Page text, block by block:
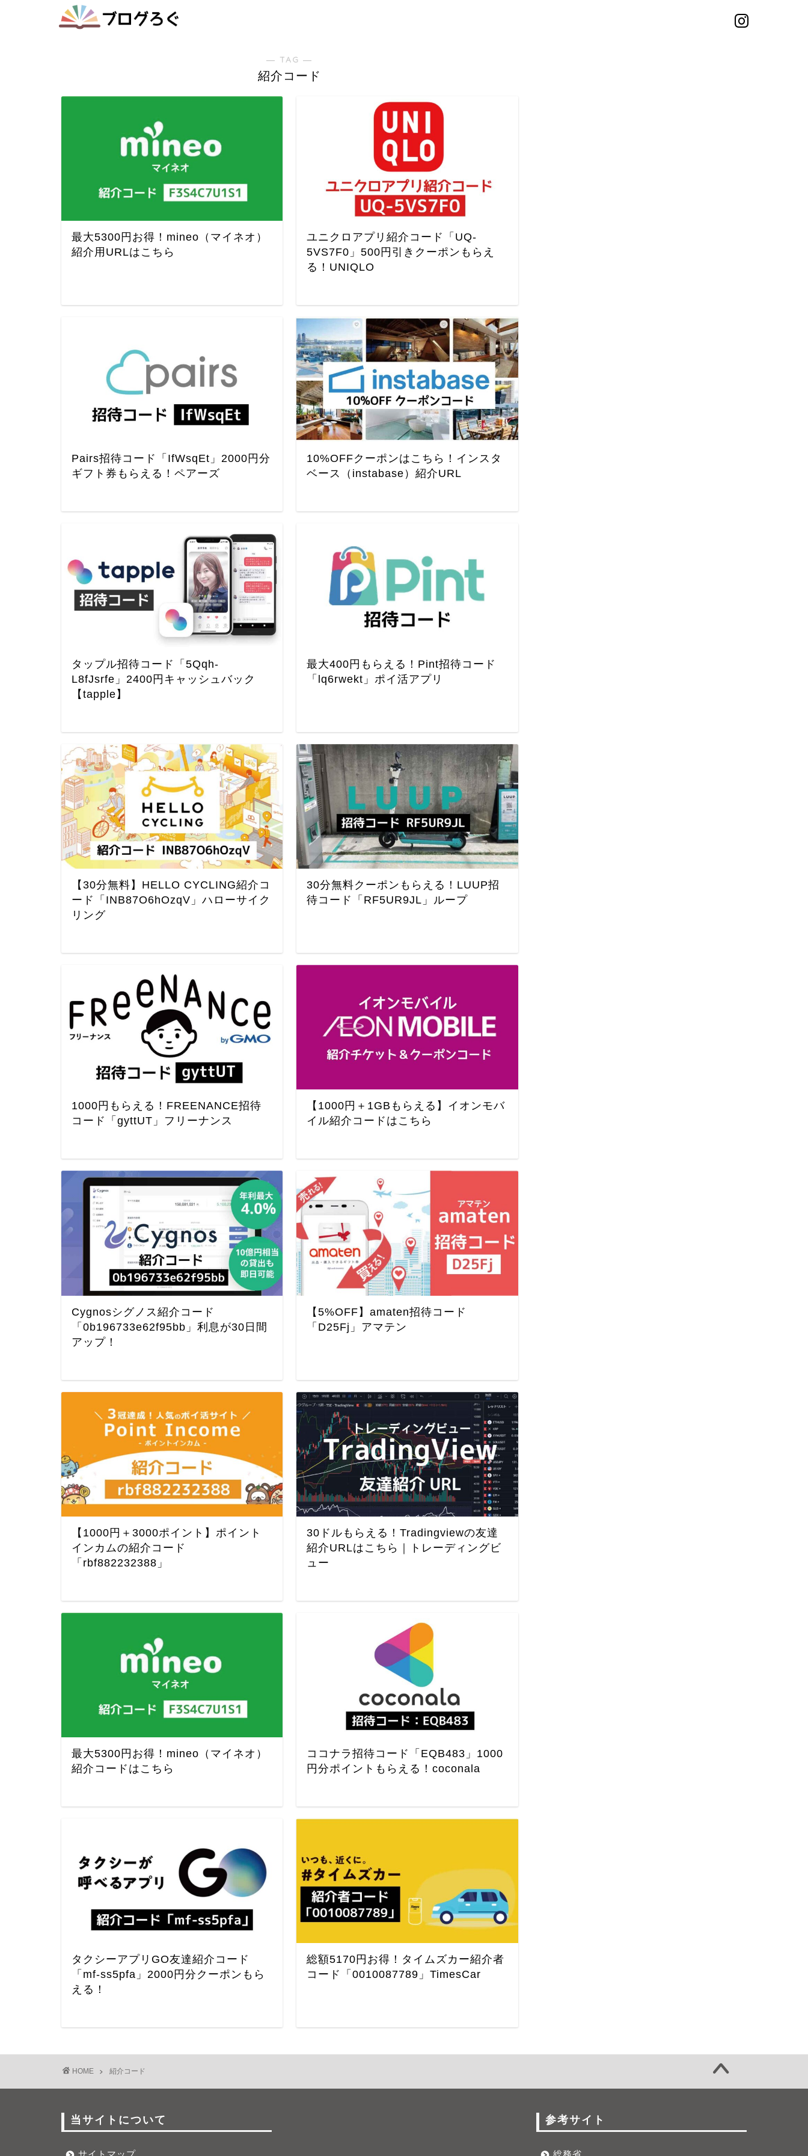
― TAG ―
紹介コード
最大5300円お得！mineo（マイネオ）
紹介用URLはこちら
ユニクロアプリ紹介コード「UQ-
5VS7F0」500円引きクーポンもらえ
る！UNIQLO
Pairs招待コード「IfWsqEt」2000円分
ギフト券もらえる！ペアーズ
10%OFFクーポンはこちら！インスタ
ベース（instabase）紹介URL
タップル招待コード「5Qqh-
L8fJsrfe」2400円キャッシュバック
【tapple】
最大400円もらえる！Pint招待コード
「lq6rwekt」ポイ活アプリ
【30分無料】HELLO CYCLING紹介コ
ード「INB87O6hOzqV」ハローサイク
リング
30分無料クーポンもらえる！LUUP招
待コード「RF5UR9JL」ループ
1000円もらえる！FREENANCE招待
コード「gyttUT」フリーナンス
【1000円＋1GBもらえる】イオンモバ
イル紹介コードはこちら
Cygnosシグノス紹介コード
「0b196733e62f95bb」利息が30日間
アップ！
【5%OFF】amaten招待コード
「D25Fj」アマテン
【1000円＋3000ポイント】ポイント
インカムの紹介コード
「rbf882232388」
30ドルもらえる！Tradingviewの友達
紹介URLはこちら｜トレーディングビ
ュー
最大5300円お得！mineo（マイネオ）
紹介コードはこちら
ココナラ招待コード「EQB483」1000
円分ポイントもらえる！coconala
タクシーアプリGO友達紹介コード
「mf-ss5pfa」2000円分クーポンもら
える！
総額5170円お得！タイムズカー紹介者
コード「0010087789」TimesCar
HOME 紹介コード
当サイトについて 参考サイト